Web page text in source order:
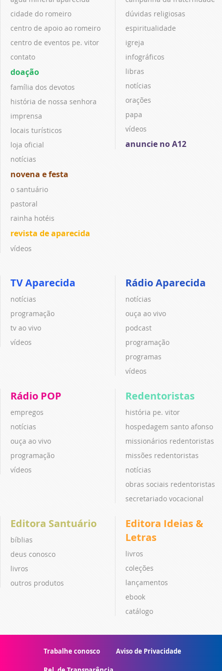
cidade do romeiro
centro de apoio ao romeiro
centro de eventos pe. vitor
contato
doação
família dos devotos
história de nossa senhora
imprensa
locais turísticos
loja oficial
notícias
novena e festa
o santuário
pastoral
rainha hotéis
revista de aparecida
vídeos
dúvidas religiosas
espiritualidade
igreja
infográficos
libras
notícias
orações
papa
vídeos
anuncie no A12
TV Aparecida
notícias
programação
tv ao vivo
vídeos
Rádio Aparecida
notícias
ouça ao vivo
podcast
programação
programas
vídeos
Rádio POP
empregos
notícias
ouça ao vivo
programação
vídeos
Redentoristas
história pe. vitor
hospedagem santo afonso
missionários redentoristas
missões redentoristas
notícias
obras sociais redentoristas
secretariado vocacional
Editora Santuário
bíblias
deus conosco
livros
outros produtos
Editora Ideias &
Letras
livros
coleções
lançamentos
ebook
catálogo
Trabalhe conosco Aviso de Privacidade